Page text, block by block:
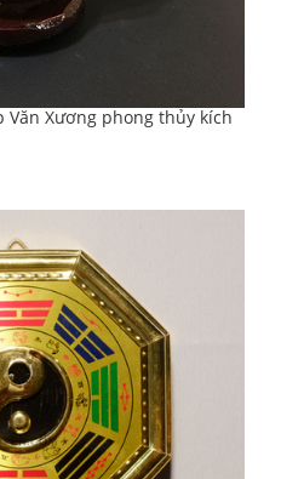
Văn Xương phong thủy kích